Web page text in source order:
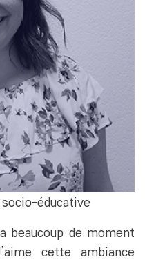
éducative
beaucoup de moment
cette ambiance